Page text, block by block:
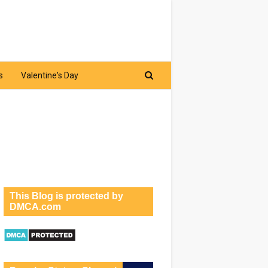
Valentine's Day
This Blog is protected by
DMCA.com